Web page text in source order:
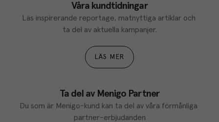
Våra kundtidningar
Läs inspirerande reportage, matnyttiga artiklar och
ta del av aktuella kampanjer.
LÄS MER
Ta del av Menigo Partner
Du som är Menigo-kund kan ta del av våra förmånliga
partner-erbjudanden